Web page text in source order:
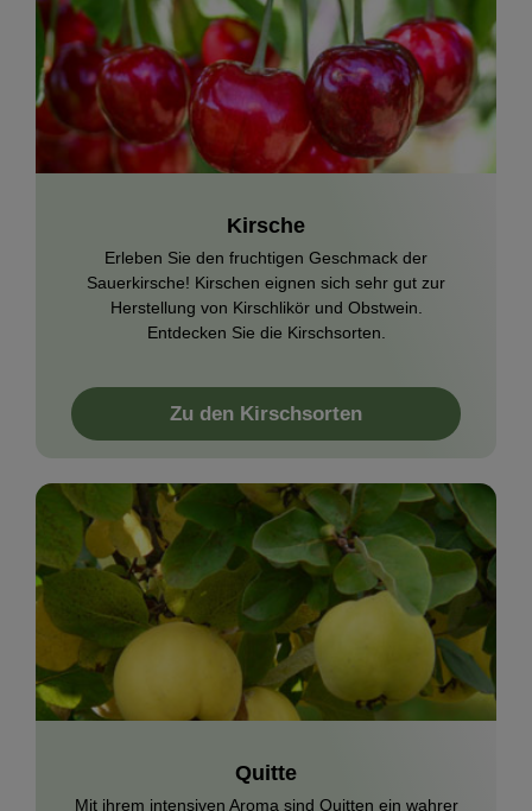
Kirsche
Erleben Sie den fruchtigen Geschmack der
Sauerkirsche! Kirschen eignen sich sehr gut zur
Herstellung von Kirschlikör und Obstwein.
Entdecken Sie die Kirschsorten.
Zu den Kirschsorten
Quitte
Mit ihrem intensiven Aroma sind Quitten ein wahrer